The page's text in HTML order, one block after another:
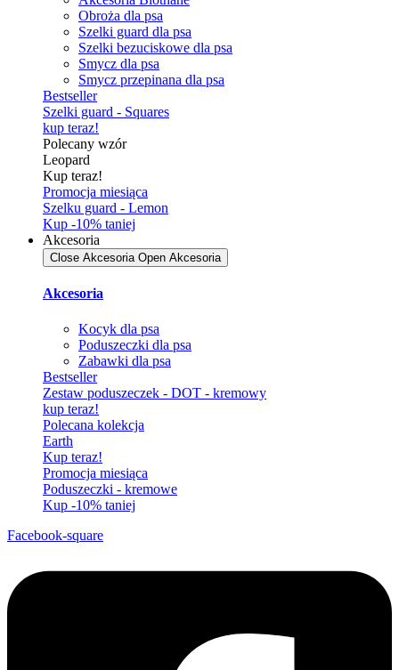
Obroża dla psa
Szelki guard dla psa
Szelki bezuciskowe dla psa
Smycz dla psa
Smycz przepinana dla psa
Bestseller
Szelki guard - Squares
kup teraz!
Polecany wzór
Leopard
Kup teraz!
Promocja miesiąca
Szelku guard - Lemon
Kup -10% taniej
Akcesoria
Close Akcesoria Open Akcesoria
Akcesoria
Kocyk dla psa
Poduszeczki dla psa
Zabawki dla psa
Bestseller
Zestaw poduszeczek - DOT - kremowy
kup teraz!
Polecana kolekcja
Earth
Kup teraz!
Promocja miesiąca
Poduszeczki - kremowe
Kup -10% taniej
Facebook-square